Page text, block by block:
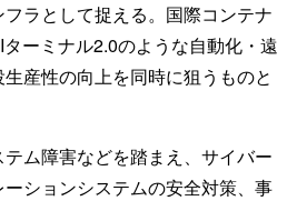
ラとして捉える。国際コンテナ
ーミナル2.0のような自動化・遠
産性の向上を同時に狙うものと
ム障害などを踏まえ、サイバー
ションシステムの安全対策、事